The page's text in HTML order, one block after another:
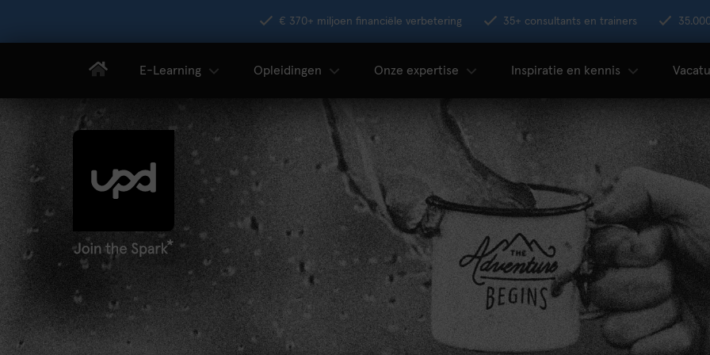
€ 370+ miljoen financiële verbetering 35+ consultants en trainers
E-Learning Opleidingen Onze expertise Inspiratie en kennis